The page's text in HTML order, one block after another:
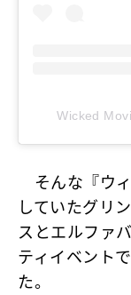
Wicked
そんな『ウ
していたグリ
スとエルファ
ティイベント
た。